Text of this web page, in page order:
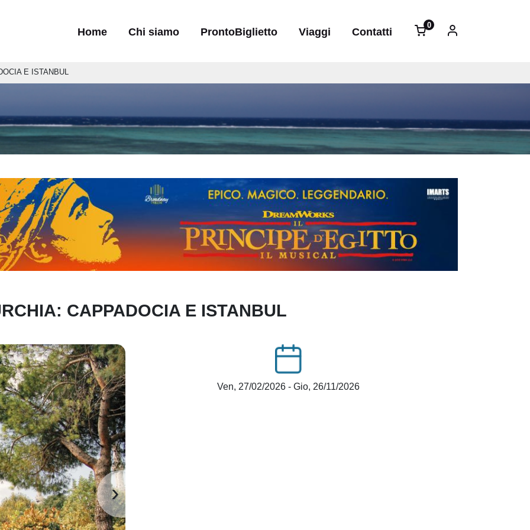
Home Chi siamo ProntoBiglietto Viaggi Contatti
0
elementi
E ISTANBUL
CAPPADOCIA E ISTANBUL
›
Ven, 27/02/2026- Gio, 26/11/2026